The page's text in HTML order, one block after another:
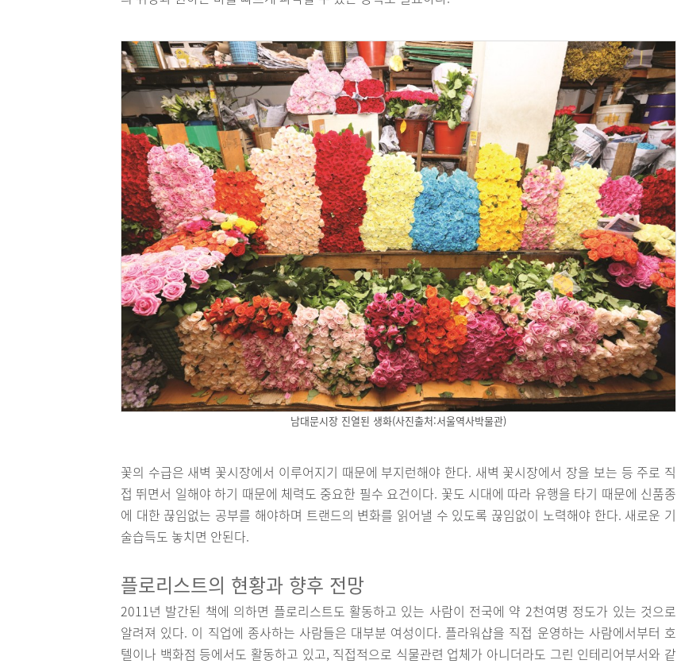
남대문시장 진열된 생화(사진출처:서울역사박물관)
꽃의 수급은 새벽 꽃시장에서 이루어지기 때문에 부지런해야 한다. 새벽 꽃시장에서 장을 보는 등 주로 직
접 뛰면서 일해야 하기 때문에 체력도 중요한 필수 요건이다. 꽃도 시대에 따라 유행을 타기 때문에 신품종
에 대한 끊임없는 공부를 해야하며 트랜드의 변화를 읽어낼 수 있도록 끊임없이 노력해야 한다. 새로운 기
술습득도 놓치면 안된다.
플로리스트의 현황과 향후 전망
2011년 발간된 책에 의하면 플로리스트도 활동하고 있는 사람이 전국에 약 2천여명 정도가 있는 것으로
알려져 있다. 이 직업에 종사하는 사람들은 대부분 여성이다. 플라워샵을 직접 운영하는 사람에서부터 호
텔이나 백화점 등에서도 활동하고 있고, 직접적으로 식물관련 업체가 아니더라도 그린 인테리어부서와 같